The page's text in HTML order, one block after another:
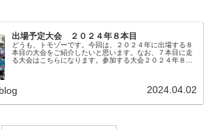
出場予定大会 ２０２４年８本目
どうも、トモゾーです。今回は、２０２４年に出場する８
本目の大会をご紹介したいと思います。なお、７本目に走
る大会はこちらになります。参加する大会２０２４年８本
2024.04.02